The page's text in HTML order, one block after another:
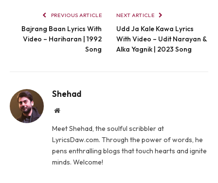
PREVIOUS ARTICLE
Bajrang Baan Lyrics With
Video – Hariharan | 1992
Song
NEXT ARTICLE
Udd Ja Kale Kawa Lyrics
With Video – Udit Narayan &
Alka Yagnik | 2023 Song
Shehad
Website
Meet Shehad, the soulful scribbler at
LyricsDaw.com. Through the power of words, he
pens enthralling blogs that touch hearts and ignite
minds. Welcome!